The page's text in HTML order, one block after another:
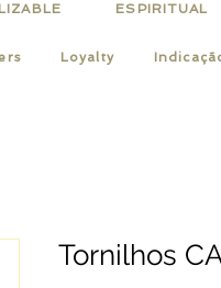
ESPIRITUAL
Loyalty
Tornilhos